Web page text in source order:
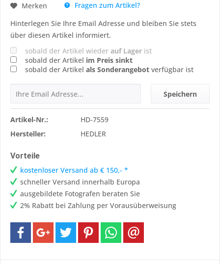
Merken
Fragen zum Artikel?
Hinterlegen Sie Ihre Email Adresse und bleiben Sie stets
über diesen Artikel informiert.
sobald der Artikel wieder auf Lager ist
sobald der Artikel im Preis sinkt
sobald der Artikel als Sonderangebot verfügbar ist
Speichern
Artikel-Nr.:
HD-7559
Hersteller:
HEDLER
Vorteile
kostenloser Versand ab € 150,- *
schneller Versand innerhalb Europa
ausgebildete Fotografen beraten Sie
2% Rabatt bei Zahlung per Vorausüberweisung